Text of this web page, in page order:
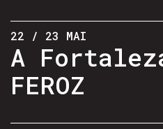
22 / 23 MAI
A
FEROZ